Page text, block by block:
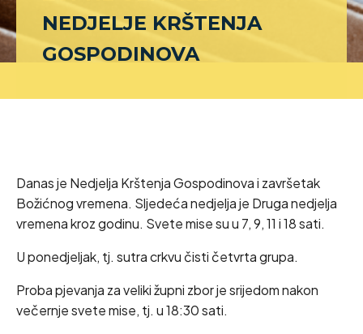
NEDJELJE KRŠTENJA
GOSPODINOVA
Danas je Nedjelja Krštenja Gospodinova i završetak
Božićnog vremena. Sljedeća nedjelja je Druga nedjelja
vremena kroz godinu. Svete mise su u 7, 9, 11 i 18 sati.
U ponedjeljak, tj. sutra crkvu čisti četvrta grupa.
Proba pjevanja za veliki župni zbor je srijedom nakon
večernje svete mise, tj. u 18:30 sati.